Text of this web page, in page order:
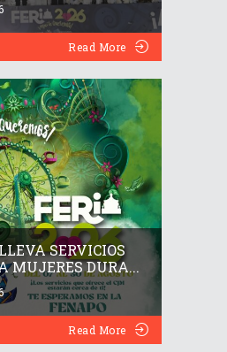
Read More
SERVICIOS
MUJERES DURA...
Read More